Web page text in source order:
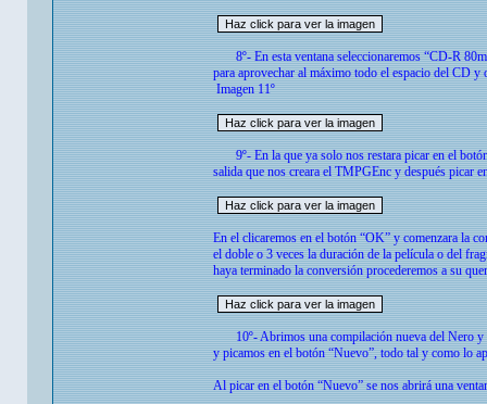
8º- En esta ventana seleccionaremos “CD-R
para aprovechar al máximo todo el espacio del CD y
Imagen 11º
9º- En la que ya solo nos restara picar en el botón
salida que nos creara el TMPGEnc y después picar
En el clicaremos en el botón “OK” y comenzara la
el doble o 3 veces la duración de la película o del
haya terminado la conversión procederemos a su
10º- Abrimos una compilación nueva del Nero y
y picamos en el botón “Nuevo”, todo tal y como lo
Al picar en el botón “Nuevo” se nos abrirá una